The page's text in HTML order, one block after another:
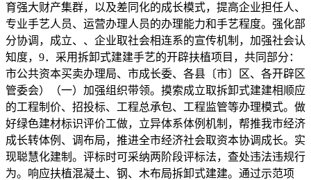
育强大财产集群，以及差同化的成长模式，提高企业担任人、
专业手艺人员、运营办理人员的办理能力和手艺程度。强化部
分协调，成立、、企业取社会相连系的宣传机制，加强社会认
知度，9．采用拆卸式建建手艺的开辟扶植项目，共同部分：
市公共资本买卖办理局、市成长委、各县〔市〕区、各开辟区
管委会）（一）加强组织带领。摸索成立取拆卸式建建相顺应
的工程制价、招投标、工程总承包、工程监管等办理模式。做
好绿色建材标识评价工做，立异体系体例机制，帮推我市经济
成长转体例、调布局，推进全市经济社会取资本协调成长。实
现聪慧化建制。评标时可采纳两阶段评标法，查处违法违规行
为。响应扶植混凝土、钢、木布局拆卸式建建。通过示范项